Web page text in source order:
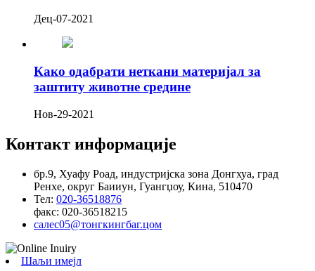
Дец-07-2021
Како одабрати неткани материјал за
заштиту животне средине
Нов-29-2021
Контакт информације
бр.9, Хуафу Роад, индустријска зона Донгхуа, град
Ренхе, округ Баииун, Гуангџоу, Кина, 510470
Тел: 020-36518876
факс: 020-36518215
салес05@тонгкингбаг.цом
Шаљи имејл